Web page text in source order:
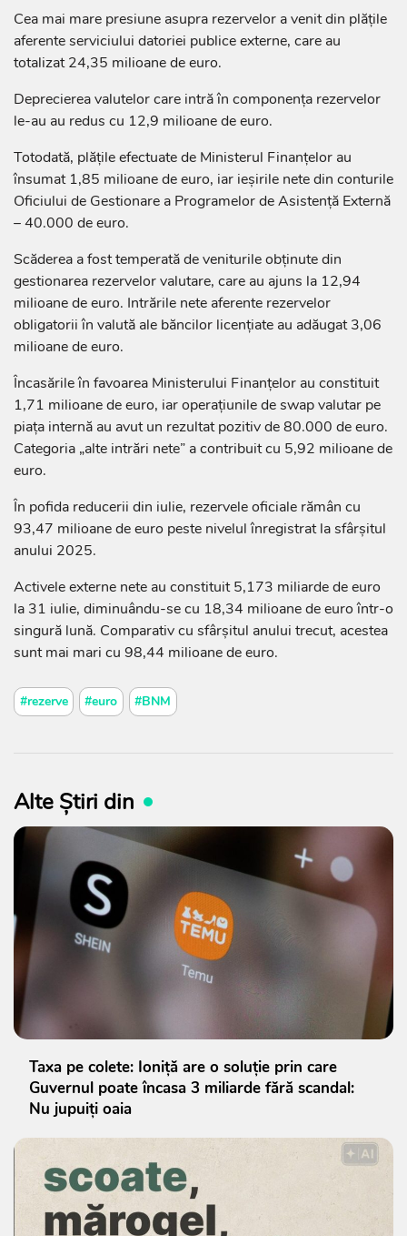
Cea mai mare presiune asupra rezervelor a venit din plățile
aferente serviciului datoriei publice externe, care au
totalizat 24,35 milioane de euro.
Deprecierea valutelor care intră în componența rezervelor
le-au au redus cu 12,9 milioane de euro.
Totodată, plățile efectuate de Ministerul Finanțelor au
însumat 1,85 milioane de euro, iar ieșirile nete din conturile
Oficiului de Gestionare a Programelor de Asistență Externă
– 40.000 de euro.
Scăderea a fost temperată de veniturile obținute din
gestionarea rezervelor valutare, care au ajuns la 12,94
milioane de euro. Intrările nete aferente rezervelor
obligatorii în valută ale băncilor licențiate au adăugat 3,06
milioane de euro.
Încasările în favoarea Ministerului Finanțelor au constituit
1,71 milioane de euro, iar operațiunile de swap valutar pe
piața internă au avut un rezultat pozitiv de 80.000 de euro.
Categoria „alte intrări nete” a contribuit cu 5,92 milioane de
euro.
În pofida reducerii din iulie, rezervele oficiale rămân cu
93,47 milioane de euro peste nivelul înregistrat la sfârșitul
anului 2025.
Activele externe nete au constituit 5,173 miliarde de euro
la 31 iulie, diminuându-se cu 18,34 milioane de euro într-o
singură lună. Comparativ cu sfârșitul anului trecut, acestea
sunt mai mari cu 98,44 milioane de euro.
#rezerve #euro #BNM
Alte Știri din
Taxa pe colete: Ioniță are o soluție prin care
Guvernul poate încasa 3 miliarde fără scandal:
Nu jupuiți oaia